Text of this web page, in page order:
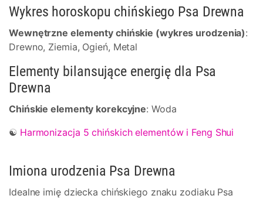
Wykres horoskopu chińskiego Psa Drewna
Wewnętrzne elementy chińskie (wykres urodzenia):
Drewno, Ziemia, Ogień, Metal
Elementy bilansujące energię dla Psa
Drewna
Chińskie elementy korekcyjne: Woda
☯ Harmonizacja 5 chińskich elementów i Feng Shui
Imiona urodzenia Psa Drewna
Idealne imię dziecka chińskiego znaku zodiaku Psa